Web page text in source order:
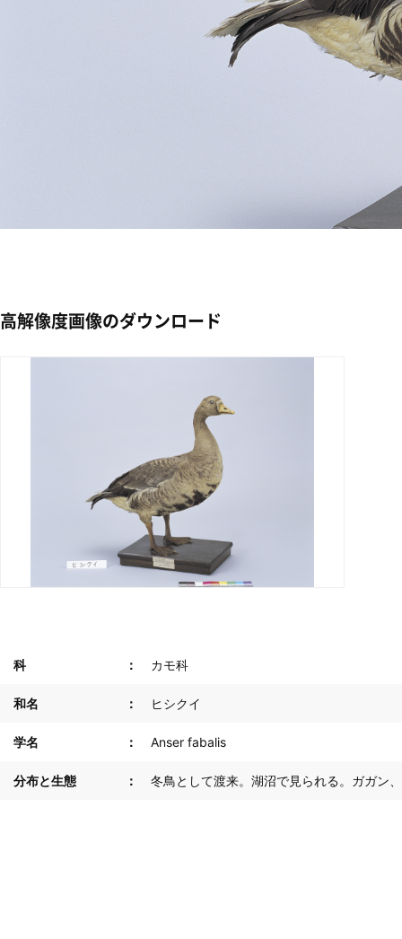
高解像度画像のダウンロード
科 カモ科
和名 ヒシクイ
学名 Anser fabalis
分布と生態 冬鳥として渡来。湖沼で見られる。ガガン